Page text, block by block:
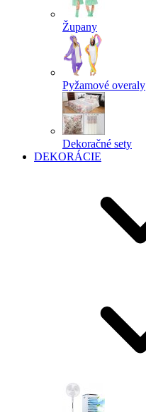
Župany
Pyžamové overaly
Dekoračné sety
DEKORÁCIE